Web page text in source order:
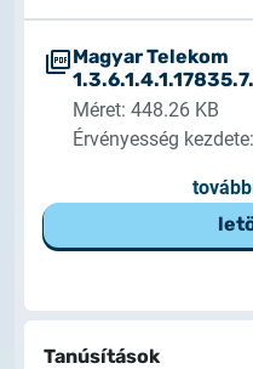
Magyar Telekom
Méret: 448.26 KB
Érvényesség
Tanúsítások